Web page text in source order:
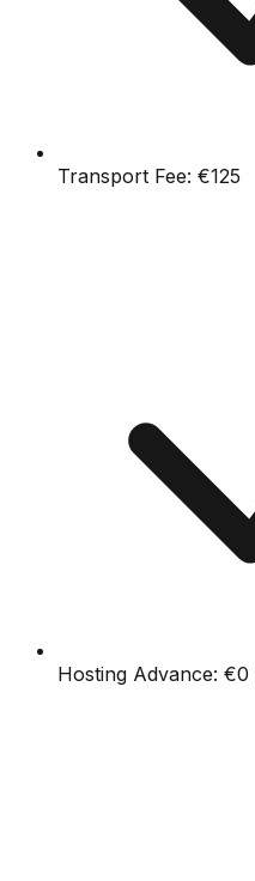
Transport Fee: €125
Hosting Advance: €0